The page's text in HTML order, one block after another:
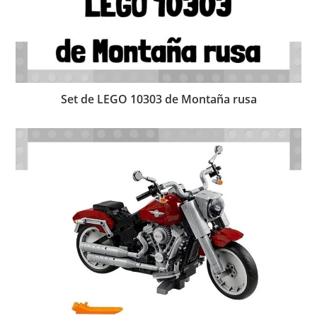
Set de LEGO 10303 de Montaña rusa